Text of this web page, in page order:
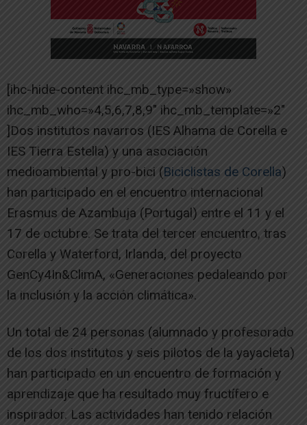
[ihc-hide-content ihc_mb_type=»show»
ihc_mb_who=»4,5,6,7,8,9″ ihc_mb_template=»2″
]Dos institutos navarros (IES Alhama de Corella e
IES Tierra Estella) y una asociación
medioambiental y pro-bici (Biciclistas de Corella)
han participado en el encuentro internacional
Erasmus de Azambuja (Portugal) entre el 11 y el
17 de octubre. Se trata del tercer encuentro, tras
Corella y Waterford, Irlanda, del proyecto
GenCy4In&ClimA, «Generaciones pedaleando por
la inclusión y la acción climática».
Un total de 24 personas (alumnado y profesorado
de los dos institutos y seis pilotos de la yayacleta)
han participado en un encuentro de formación y
aprendizaje que ha resultado muy fructífero e
inspirador. Las actividades han tenido relación